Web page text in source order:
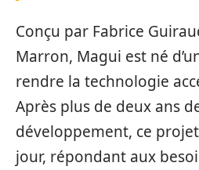
Conçu par Fabrice
Marron, Magui est né
rendre la technologie
Après plus de deux ans
développement, ce
jour, répondant aux